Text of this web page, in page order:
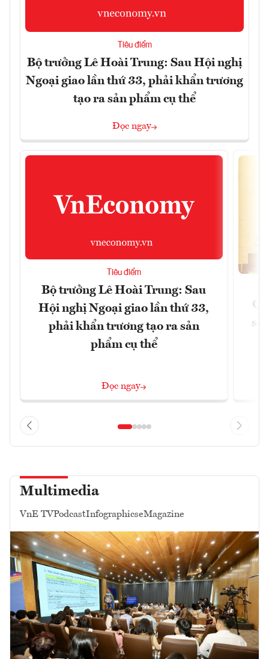
Tiêu điểm
Bộ trưởng Lê Hoài Trung: Sau Hội nghị
Ngoại giao lần thứ 33, phải khẩn trương
tạo ra sản phẩm cụ thể
Đọc ngay
Tiêu điểm
Bộ trưởng Lê Hoài Trung: Sau
Hội nghị Ngoại giao lần thứ 33,
phải khẩn trương tạo ra sản
phẩm cụ thể
Đọc ngay
Multimedia
VnE TVPodcastInfographicseMagazine